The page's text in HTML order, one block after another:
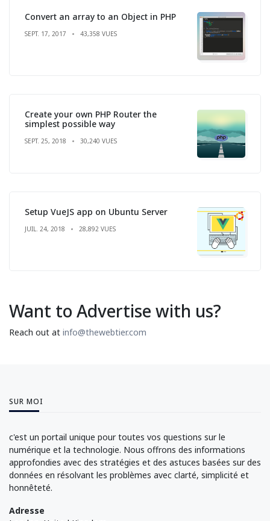
Convert an array to an Object in PHP
SEPT. 17, 2017 43,358 VUES
Create your own PHP Router the
simplest possible way
SEPT. 25, 2018 30,240 VUES
Setup VueJS app on Ubuntu Server
JUIL. 24, 2018 28,892 VUES
Want to Advertise with us?
Reach out at info@thewebtier.com
SUR MOI
c'est un portail unique pour toutes vos questions sur le
numérique et la technologie. Nous offrons des informations
approfondies avec des stratégies et des astuces basées sur des
données en résolvant les problèmes avec clarté, simplicité et
honnêteté.
Adresse